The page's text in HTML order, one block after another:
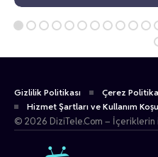
Gizlilik Politikası Çerez
Hizmet Şartları ve Kullanım
© 2026 DiziTele.Com – İçeriklerin